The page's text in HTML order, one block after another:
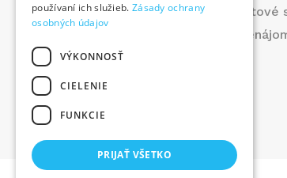
používaní ich služieb. Zásady ochrany
osobných údajov
VÝKONNOSŤ
CIELENIE
FUNKCIE
PRIJAŤ VŠETKO